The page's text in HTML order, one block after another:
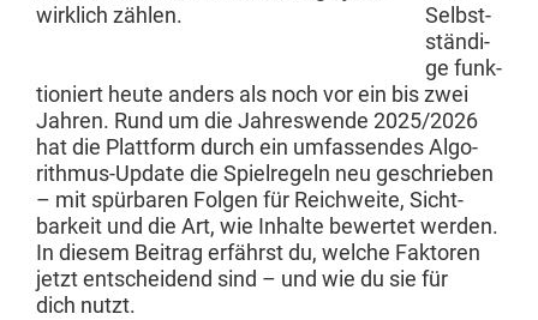
Selb­st­
ständi­
ge funk­
tion­iert heute anders als noch vor ein bis zwei
Jahren. Rund um die Jahreswende 2025/2026
hat die Plat­tform durch ein umfassendes Algo­
rith­mus-Update die Spiel­regeln neu geschrieben
– mit spür­baren Fol­gen für Reich­weite, Sicht­
barkeit und die Art, wie Inhalte bew­ertet wer­den.
In diesem Beitrag erfährst du, welche Fak­toren
jet­zt entschei­dend sind – und wie du sie für
dich nutzt.